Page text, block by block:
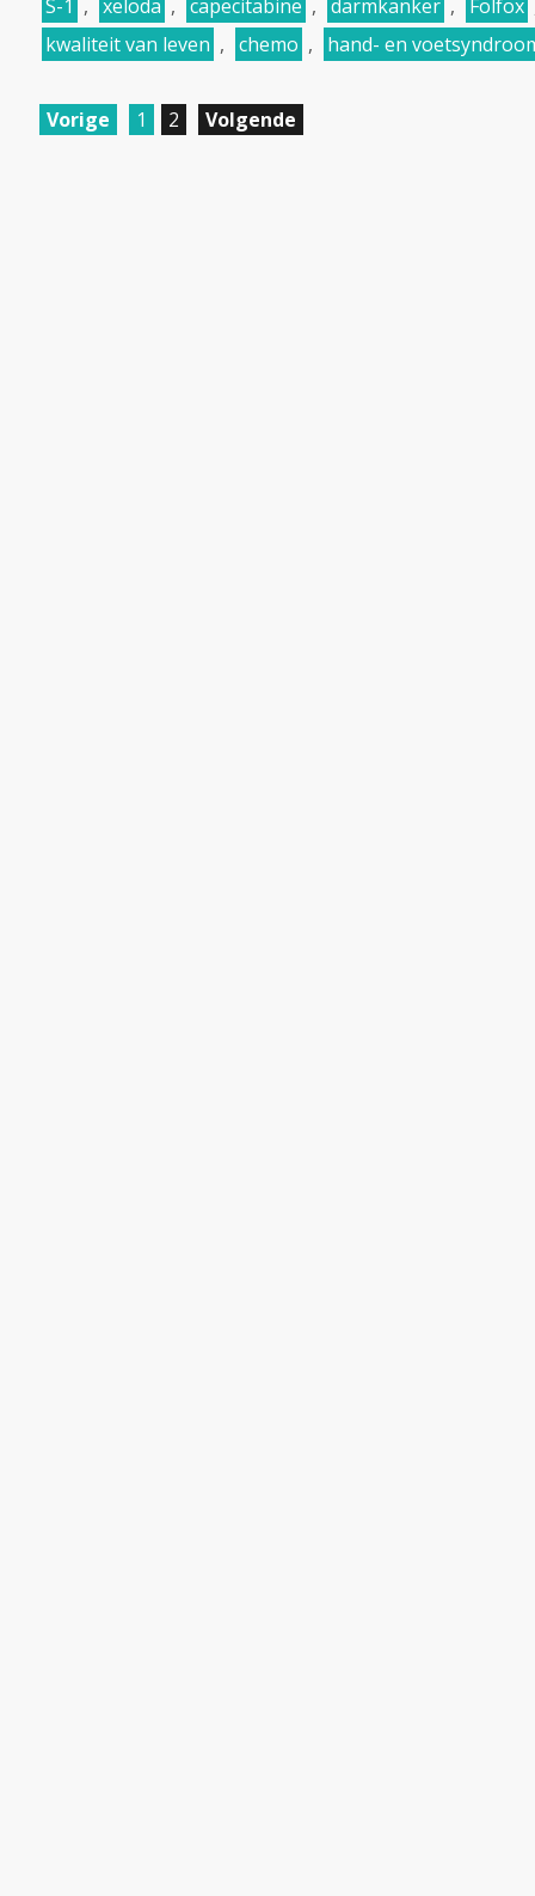
S-1 , xeloda , capecitabine , darmkanker , Folfox
kwaliteit van leven , chemo , hand- en
Vorige 1 2 Volgende